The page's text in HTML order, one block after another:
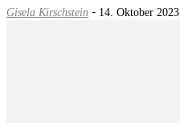
Gisela Kirschstein - 14. Oktober 2023